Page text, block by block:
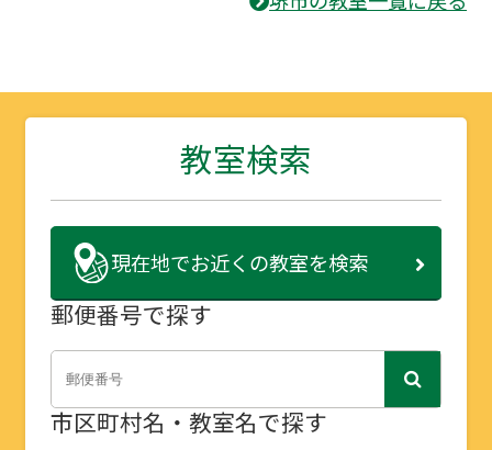
教室検索
現在地でお近くの教室を検索
郵便番号で探す
市区町村名・教室名で探す